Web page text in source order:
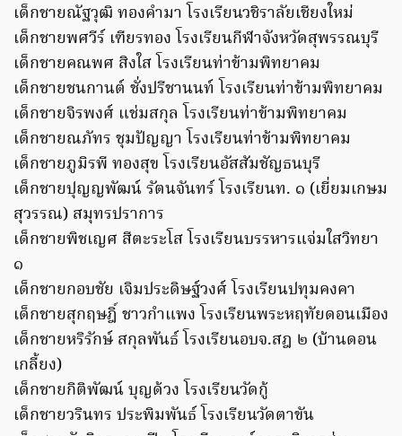
เด็กชายณัฐวุฒิ ทองคำมา โรงเรียนวชิราลัยเชียงใหม่
เด็กชายพศวีร์ เฑียรทอง โรงเรียนกีฬาจังหวัดสุพรรณบุรี
เด็กชายคณพศ สิงใส โรงเรียนท่าข้ามพิทยาคม
เด็กชายชนกานต์ ชั่งปรีชานนท์ โรงเรียนท่าข้ามพิทยาคม
เด็กชายจิรพงศ์ แช่มสกุล โรงเรียนท่าข้ามพิทยาคม
เด็กชายณภัทร ชุมปัญญา โรงเรียนท่าข้ามพิทยาคม
เด็กชายภูมิรพี ทองสุข โรงเรียนอัสสัมชัญธนบุรี
เด็กชายปุญญพัฒน์ รัตนจันทร์ โรงเรียนท. ๑ (เยี่ยมเกษม
สุวรรณ) สมุทรปราการ
เด็กชายพิชเญศ สีตะระโส โรงเรียนบรรหารแจ่มใสวิทยา
๑
เด็กชายกอบชัย เจิมประดิษฐ์วงศ์ โรงเรียนปทุมคงคา
เด็กชายสุกฤษฎิ์ ชาวกำแพง โรงเรียนพระหฤทัยดอนเมือง
เด็กชายหริรักษ์ สกุลพันธ์ โรงเรียนอบจ.สฎ ๒ (บ้านดอน
เกลี้ยง)
เด็กชายกิติพัฒน์ บุญด้วง โรงเรียนวัดกู้
เด็กชายวรินทร ประพิมพันธ์ โรงเรียนวัดตาขัน